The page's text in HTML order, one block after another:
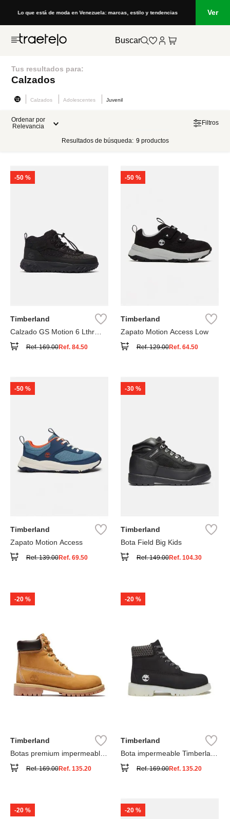
Lo que está de moda en Venezuela: marcas, estilo y tendencias Ver
Buscar
Tus resultados para:
Calzados
Calzados Adolescentes Juvenil
Ordenar por
Relevancia
Filtros
Resultados de búsqueda: 9 productos
-50 %
Timberland
Calzado GS Motion 6 Lthr
Ref.169.00Ref. 84.50
-50 %
Timberland
Zapato Motion Access Low
Ref.129.00Ref. 64.50
-50 %
Timberland
Zapato Motion Access
Ref.139.00Ref. 69.50
-30 %
Timberland
Bota Field Big Kids
Ref.149.00Ref. 104.30
-20 %
Timberland
Botas premium impermeables
Ref.169.00Ref. 135.20
-20 %
Timberland
Bota impermeable Timberland
Ref.169.00Ref. 135.20
-20 % -20 %